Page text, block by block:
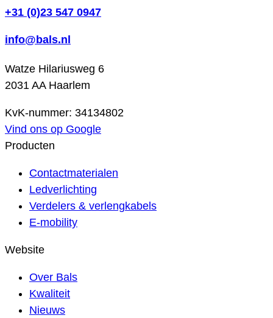
+31 (0)23 547 0947
info@bals.nl
Watze Hilariusweg 6
2031 AA Haarlem
KvK-nummer: 34134802
Vind ons op Google
Producten
Contactmaterialen
Ledverlichting
Verdelers & verlengkabels
E-mobility
Website
Over Bals
Kwaliteit
Nieuws